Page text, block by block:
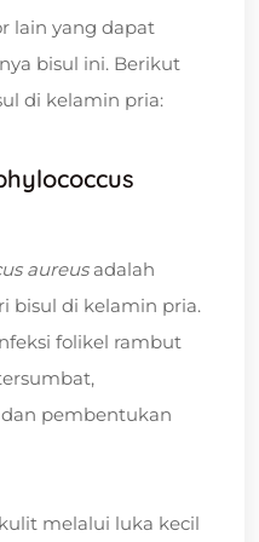
lain yang dapat
bisul ini. Berikut
di kelamin pria:
aureusadalah
bisul di kelamin pria.
folikel rambut
pembentukan
melalui luka kecil